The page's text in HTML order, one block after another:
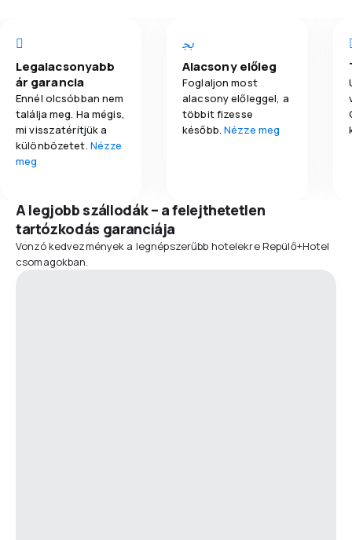
Legalacsonyabb
ár garancia
Ennél olcsóbban nem
találja meg. Ha mégis,
mi visszatérítjük a
különbözetet. Nézze
meg
Alacsony előleg
Foglaljon most
alacsony előleggel, a
többit fizesse
később.Nézze meg
A legjobb szállodák – a felejthetetlen
tartózkodás garanciája
Vonzó kedvezmények a legnépszerűbb hotelekre Repülő+Hotel
csomagokban.